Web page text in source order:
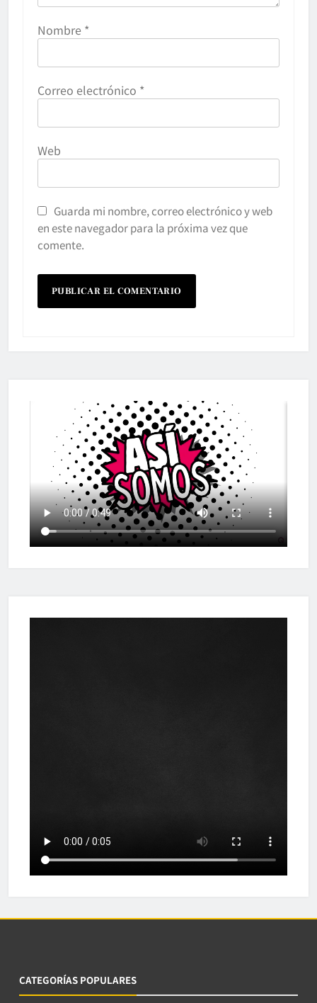
Nombre *
Correo electrónico *
Web
Guarda mi nombre, correo electrónico y web
en este navegador para la próxima vez que
comente.
CATEGORÍAS POPULARES